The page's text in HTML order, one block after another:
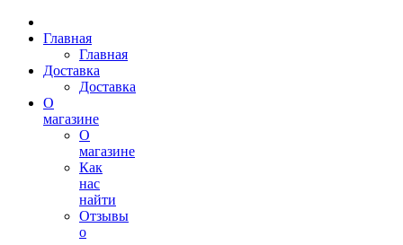
Главная
Главная
Доставка
Доставка
О
магазине
О
магазине
Как
нас
найти
Отзывы
о